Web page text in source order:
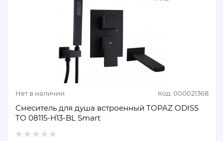
Нет в наличии Код: 000021368
Смеситель для душа встроенный TOPAZ ODISS
TO 08115-H13-BL Smart